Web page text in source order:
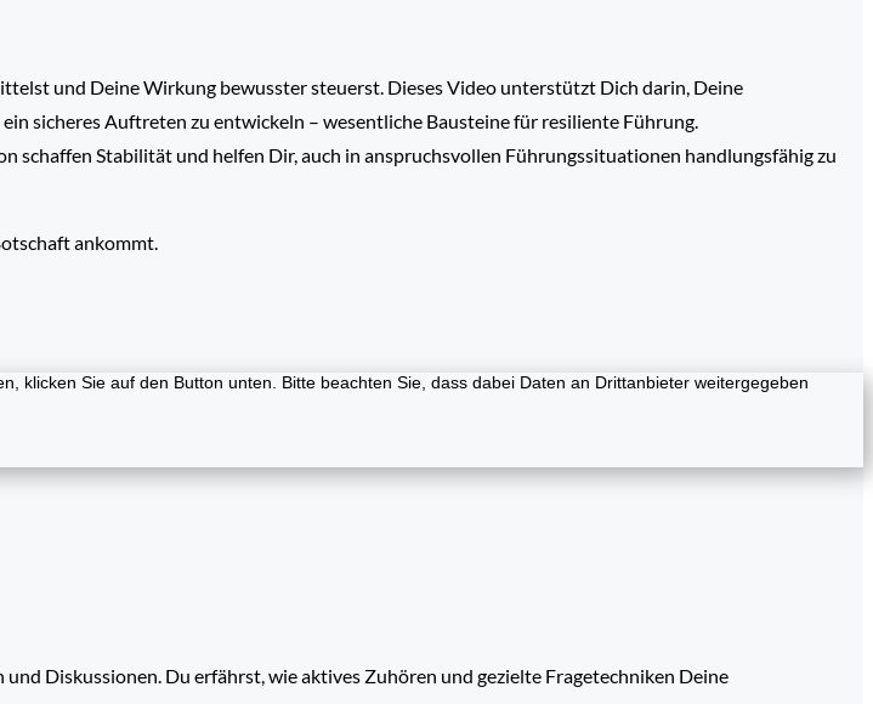
und Deine Wirkung bewusster steuerst. Dieses Video unterstützt Dich darin, Deine
sicheres Auftreten zu entwickeln – wesentliche Bausteine für resiliente Führung.
schaffen Stabilität und helfen Dir, auch in anspruchsvollen Führungssituationen handlungsfähig zu
ankommt.
klicken Sie auf den Button unten. Bitte beachten Sie, dass dabei Daten an Drittanbieter weitergegeben
Diskussionen. Du erfährst, wie aktives Zuhören und gezielte Fragetechniken Deine